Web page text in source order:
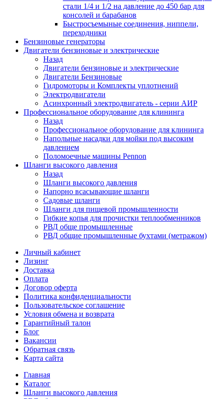
стали 1/4 и 1/2 на давление до 450 бар для
консолей и барабанов
Быстросъемыные соединения, ниппели,
переходники
Бензиновые генераторы
Двигатели бензиновые и электрические
Назад
Двигатели бензиновые и электрические
Двигатели Бензиновые
Гидромоторы и Комплекты уплотнений
Электродвигатели
Асинхронный электродвигатель - серии АИР
Профессиональное оборудование для клининга
Назад
Профессиональное оборудование для клининга
Напольные насадки для мойки под высоким
давлением
Поломоечные машины Pennon
Шланги высокого давления
Назад
Шланги высокого давления
Напорно всасывающие шланги
Садовые шланги
Шланги для пищевой промышленности
Гибкие копья для прочистки теплообменников
РВД обще промышленные
РВД общие промышленные бухтами (метражом)
Личный кабинет
Лизинг
Доставка
Оплата
Договор оферта
Политика конфиденциальности
Пользовательское соглашение
Условия обмена и возврата
Гарантийный талон
Блог
Вакансии
Обратная связь
Карта сайта
Главная
Каталог
Шланги высокого давления